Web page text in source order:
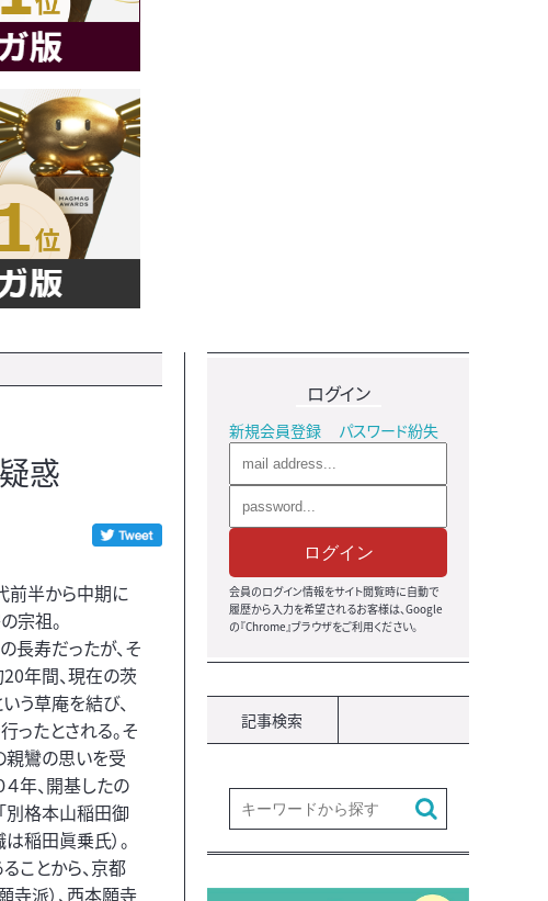
惑
前半から中期に
宗祖。
長寿だったが、そ
年間、現在の茨
う草庵を結び、
ったとされる。そ
親鸞の思いを受
年、開基したの
別格本山稲田御
稲田眞乗氏）。
ことから、京都
寺派）、西本願寺
ログイン
新規会員登録 パスワード紛失
ログイン
会員のログイン情報をサイト閲覧時に自動で
履歴から入力を希望されるお客様は、Google
の『Chrome』ブラウザをご利用ください。
記事検索